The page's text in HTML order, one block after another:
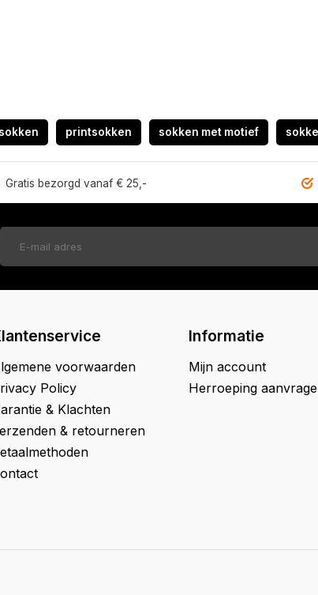
printsokken sokken met motief
Gratis bezorgd vanaf € 25,-
voorwaarden
Policy
& Klachten
& retourneren
Informatie
Mijn account
Herroeping